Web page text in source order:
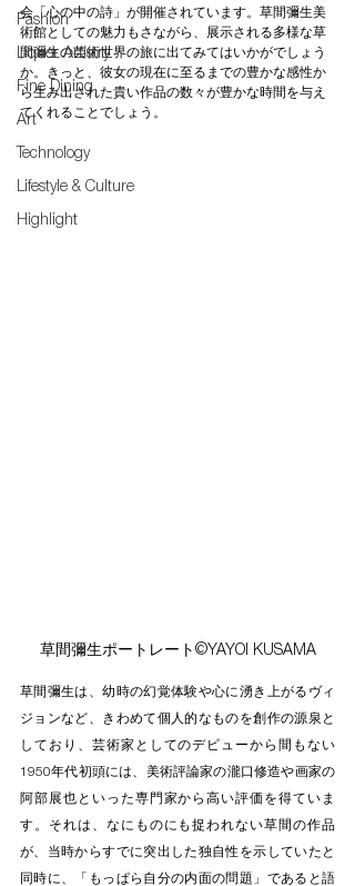
Fashion
Liquor Artistry
Fine Dining
Art
Technology
Lifestyle & Culture
Highlight
会「心の中の詩」が開催されています。草間彌生美
術館としての魅力もさながら、展示される多様な草
間彌生の芸術世界の旅に出てみてはいかがでしょう
か。きっと、彼女の現在に至るまでの豊かな感性か
ら生み出された貴い作品の数々が豊かな時間を与え
てくれることでしょう。
草間彌生ポートレート©YAYOI KUSAMA
草間彌生は、幼時の幻覚体験や心に湧き上がるヴィ
ジョンなど、きわめて個人的なものを創作の源泉と
しており、芸術家としてのデビューから間もない
1950年代初頭には、美術評論家の瀧口修造や画家の
阿部展也といった専門家から高い評価を得ていま
す。それは、なにものにも捉われない草間の作品
が、当時からすでに突出した独自性を示していたと
同時に、「もっぱら自分の内面の問題」であると語